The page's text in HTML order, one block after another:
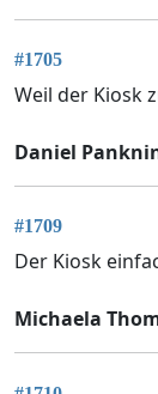
#1705
Weil der Kiosk
Daniel
#1709
Der Kiosk
Michaela